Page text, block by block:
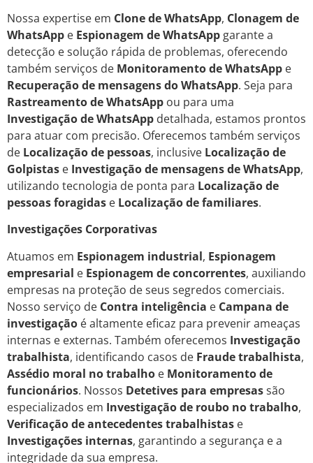
Nossa expertise em Clone de WhatsApp, Clonagem de
WhatsApp e Espionagem de WhatsApp garante a
detecção e solução rápida de problemas, oferecendo
também serviços de Monitoramento de WhatsApp e
Recuperação de mensagens do WhatsApp. Seja para
Rastreamento de WhatsApp ou para uma
Investigação de WhatsApp detalhada, estamos prontos
para atuar com precisão. Oferecemos também serviços
de Localização de pessoas, inclusive Localização de
Golpistas e Investigação de mensagens de WhatsApp,
utilizando tecnologia de ponta para Localização de
pessoas foragidas e Localização de familiares.
Investigações Corporativas
Atuamos em Espionagem industrial, Espionagem
empresarial e Espionagem de concorrentes, auxiliando
empresas na proteção de seus segredos comerciais.
Nosso serviço de Contra inteligência e Campana de
investigação é altamente eficaz para prevenir ameaças
internas e externas. Também oferecemos Investigação
trabalhista, identificando casos de Fraude trabalhista,
Assédio moral no trabalho e Monitoramento de
funcionários. Nossos Detetives para empresassão
especializados em Investigação de roubo no trabalho,
Verificação de antecedentes trabalhistas e
Investigações internas, garantindo a segurança e a
integridade da sua empresa.